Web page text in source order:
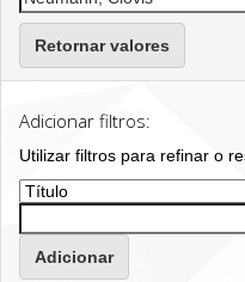
Retornar valores
Adicionar filtros:
Utilizar filtros para refinar o